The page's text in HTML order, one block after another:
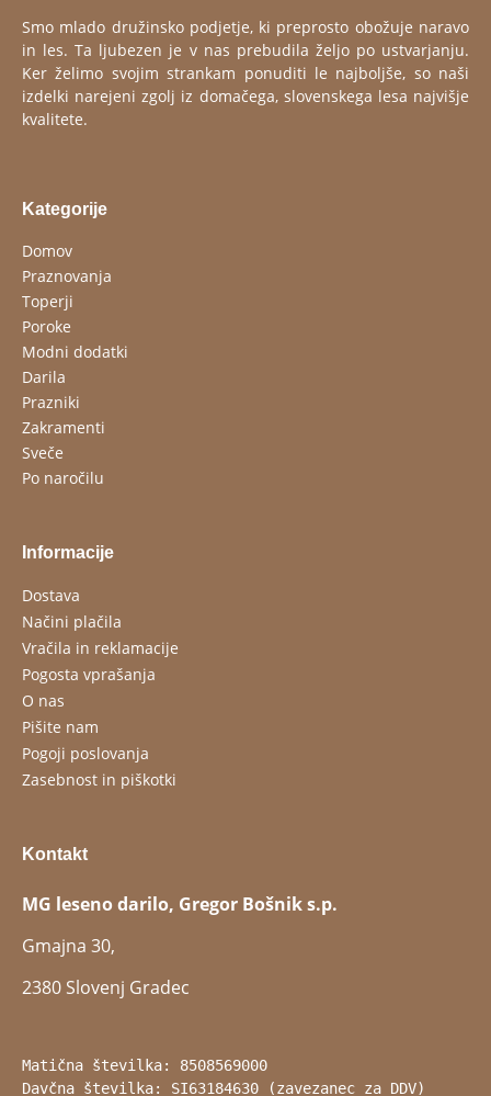
Smo mlado družinsko podjetje, ki preprosto obožuje naravo
in les. Ta ljubezen je v nas prebudila željo po ustvarjanju.
Ker želimo svojim strankam ponuditi le najboljše, so naši
izdelki narejeni zgolj iz domačega, slovenskega lesa najvišje
kvalitete.
Kategorije
Domov
Praznovanja
Toperji
Poroke
Modni dodatki
Darila
Prazniki
Zakramenti
Sveče
Po naročilu
Informacije
Dostava
Načini plačila
Vračila in reklamacije
Pogosta vprašanja
O nas
Pišite nam
Pogoji poslovanja
Zasebnost in piškotki
Kontakt
MG leseno darilo, Gregor Bošnik s.p.
Gmajna 30,
2380 Slovenj Gradec
Matična številka: 8508569000
Davčna številka: SI63184630 (zavezanec za DDV)